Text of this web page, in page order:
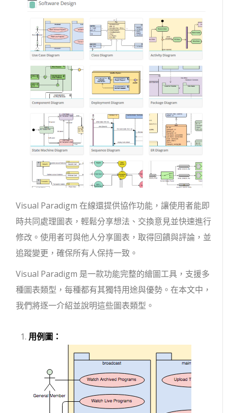
Visual Paradigm 在線還提供協作功能，讓使用者能即
時共同處理圖表，輕鬆分享想法、交換意見並快速進行
修改。使用者可與他人分享圖表，取得回饋與評論，並
追蹤變更，確保所有人保持一致。
Visual Paradigm 是一款功能完整的繪圖工具，支援多
種圖表類型，每種都有其獨特用途與優勢。在本文中，
我們將逐一介紹並說明這些圖表類型。
用例圖：